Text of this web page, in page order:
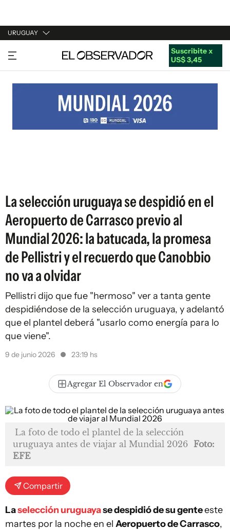
URUGUAY
URUGUAY
ARGENTINA
ESTADOS UNIDOS
Suscribite x
US$ 3,45
La selección uruguaya se despidió en el
Aeropuerto de Carrasco previo al
Mundial 2026: la batucada, la promesa
de Pellistri y el recuerdo que Canobbio
no va a olvidar
Pellistri dijo que fue "hermoso" ver a tanta gente
despidiéndose de la selección uruguaya, y adelantó
que el plantel deberá "usarlo como energía para lo
que viene".
9 de junio 2026 23:19 hs
Agregar El Observador en
La foto de todo el plantel de la selección
uruguaya antes de viajar al Mundial 2026 Foto:
EFE
Compartir
Laselección uruguayase despidió de su genteeste
martes por la noche en el Aeropuerto de Carrasco,